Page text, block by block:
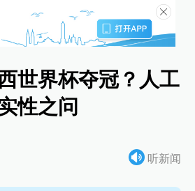
世界杯夺冠？人工
性之问
听新闻